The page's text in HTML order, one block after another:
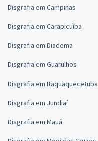
Disgrafia em Campinas
Disgrafia em Carapicuíba
Disgrafia em Diadema
Disgrafia em Guarulhos
Disgrafia em Itaquaquecetuba
Disgrafia em Jundiaí
Disgrafia em Mauá